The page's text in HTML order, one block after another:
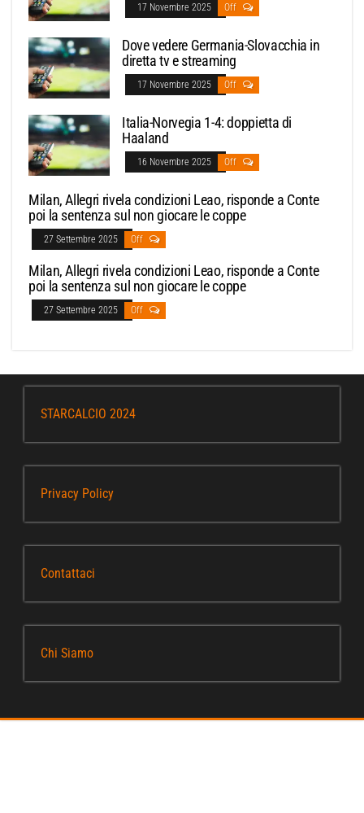
17 Novembre 2025 Off
Dove vedere Germania-Slovacchia in
diretta tv e streaming
17 Novembre 2025 Off
Italia-Norvegia 1-4: doppietta di
Haaland
16 Novembre 2025 Off
Milan, Allegri rivela condizioni Leao, risponde a Conte
poi la sentenza sul non giocare le coppe
27 Settembre 2025 Off
Milan, Allegri rivela condizioni Leao, risponde a Conte
poi la sentenza sul non giocare le coppe
27 Settembre 2025 Off
STARCALCIO 2024
Privacy Policy
Contattaci
Chi Siamo